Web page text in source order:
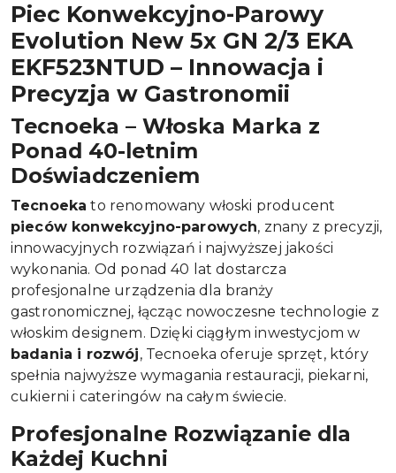
Piec Konwekcyjno-Parowy
Evolution New 5x GN 2/3 EKA
EKF523NTUD – Innowacja i
Precyzja w Gastronomii
Tecnoeka – Włoska Marka z
Ponad 40-letnim
Doświadczeniem
Tecnoeka to renomowany włoski producent
pieców konwekcyjno-parowych, znany z precyzji,
innowacyjnych rozwiązań i najwyższej jakości
wykonania. Od ponad 40 lat dostarcza
profesjonalne urządzenia dla branży
gastronomicznej, łącząc nowoczesne technologie z
włoskim designem. Dzięki ciągłym inwestycjom w
badania i rozwój, Tecnoeka oferuje sprzęt, który
spełnia najwyższe wymagania restauracji, piekarni,
cukierni i cateringów na całym świecie.
Profesjonalne Rozwiązanie dla
Każdej Kuchni